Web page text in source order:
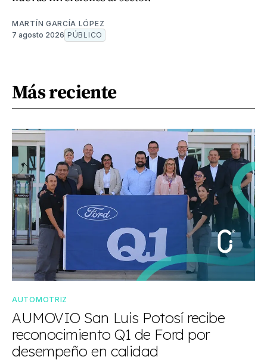
MARTÍN GARCÍA LÓPEZ
7 agosto 2026 PÚBLICO
Más reciente
AUTOMOTRIZ
AUMOVIO San Luis Potosí recibe
reconocimiento Q1 de Ford por
desempeño en calidad